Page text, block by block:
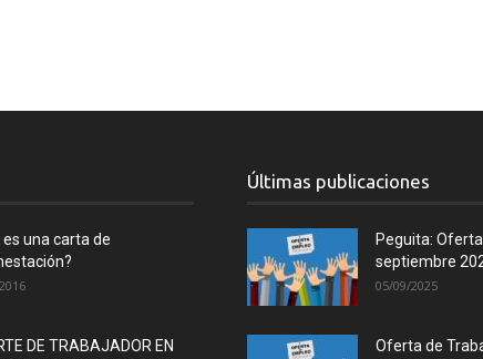
es una carta de
DE TRABAJADOR EN
Últimas publicaciones
Peguita:
septiembre
05/09/2025
Oferta de